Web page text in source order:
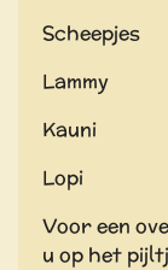
Scheepjes
Lammy
Kauni
Lopi
Voor een
u op het